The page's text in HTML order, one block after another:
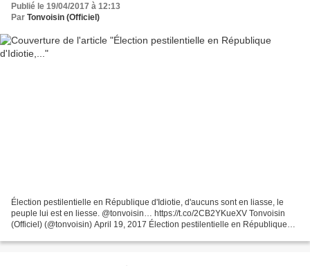
Publié le 19/04/2017 à 12:13
Par Tonvoisin (Officiel)
Élection pestilentielle en République d'Idiotie, d'aucuns sont en liasse, le
peuple lui est en liesse. @tonvoisin… https://t.co/2CB2YKueXV Tonvoisin
(Officiel) (@tonvoisin) April 19, 2017 Élection pestilentielle en République